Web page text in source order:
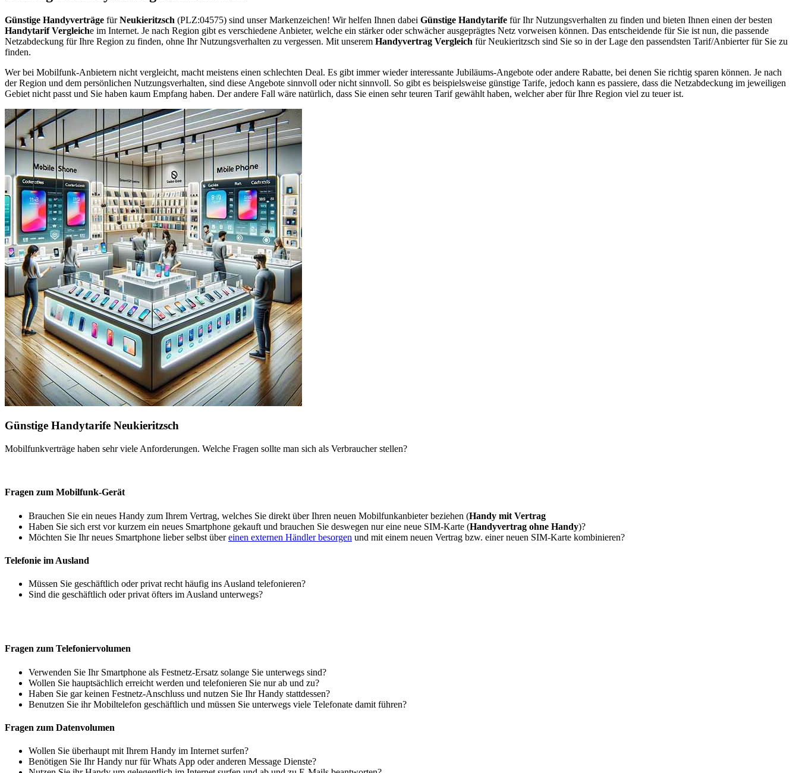
Günstige Handyverträge fürNeukieritzsch (PLZ:04575) sind unser Markenzeichen! Wir helfen Ihnen dabei Günstige Handytarife für Ihr Nutzungsverhalten zu finden und bieten Ihnen einen der besten
Handytarif Vergleiche im Internet. Je nach Region gibt es verschiedene Anbieter, welche ein stärker oder schwächer ausgeprägtes Netz vorweisen können. Das entscheidende für Sie ist nun, die passende
Netzabdeckung für Ihre Region zu finden, ohne Ihr Nutzungsverhalten zu vergessen. Mit unserem Handyvertrag Vergleich für Neukieritzsch sind Sie so in der Lage den passendsten Tarif/Anbierter für Sie zu
finden.
Wer bei Mobilfunk-Anbietern nicht vergleicht, macht meistens einen schlechten Deal. Es gibt immer wieder interessante Jubiläums-Angebote oder andere Rabatte, bei denen Sie richtig sparen können. Je nach
der Region und dem persönlichen Nutzungsverhalten, sind diese Angebote sinnvoll oder nicht sinnvoll. So gibt es beispielsweise günstige Tarife, jedoch kann es passiere, dass die Netzabdeckung im jeweiligen
Gebiet nicht passt und Sie haben kaum Empfang haben. Der andere Fall wäre natürlich, dass Sie einen sehr teuren Tarif gewählt haben, welcher aber für Ihre Region viel zu teuer ist.
Günstige Handytarife Neukieritzsch
Mobilfunkverträge haben sehr viele Anforderungen. Welche Fragen sollte man sich als Verbraucher stellen?
Fragen zum Mobilfunk-Gerät
Brauchen Sie ein neues Handy zum Ihrem Vertrag, welches Sie direkt über Ihren neuen Mobilfunkanbieter beziehen (Handy mit Vertrag
Haben Sie sich erst vor kurzem ein neues Smartphone gekauft und brauchen Sie deswegen nur eine neue SIM-Karte (Handyvertrag ohne Handy)?
Möchten Sie Ihr neues Smartphone lieber selbst übereinen externen Händler besorgen und mit einem neuen Vertrag bzw. einer neuen SIM-Karte kombinieren?
Telefonie im Ausland
Müssen Sie geschäftlich oder privat recht häufig ins Ausland telefonieren?
Sind die geschäftlich oder privat öfters im Ausland unterwegs?
Fragen zum Telefoniervolumen
Verwenden Sie Ihr Smartphone als Festnetz-Ersatz solange Sie unterwegs sind?
Wollen Sie hauptsächlich erreicht werden und telefonieren Sie nur ab und zu?
Haben Sie gar keinen Festnetz-Anschluss und nutzen Sie Ihr Handy stattdessen?
Benutzen Sie ihr Mobiltelefon geschäftlich und müssen Sie unterwegs viele Telefonate damit führen?
Fragen zum Datenvolumen
Wollen Sie überhaupt mit Ihrem Handy im Internet surfen?
Benötigen Sie Ihr Handy nur für Whats App oder anderen Message Dienste?